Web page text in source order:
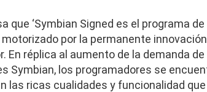
que ‘Symbian Signed es el programa de
por la permanente
En réplica al aumento de la demanda de
Symbian, los programadores se
las ricas cualidades y funcionalidad que